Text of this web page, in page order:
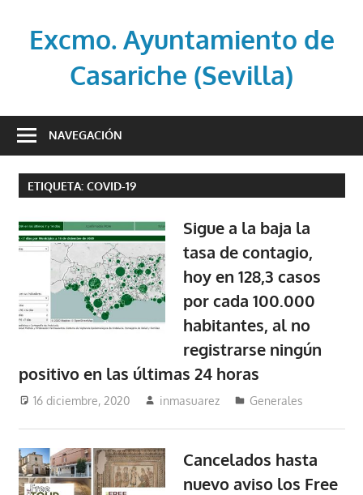
contenidoExcmo. Ayuntamiento de
Casariche (Sevilla)
oficial
Ayuntamiento
de
(Sevilla)
NAVEGACIÓN
ETIQUETA: COVID-19
Sigue a la baja la
tasa de contagio,
hoy en 128,3 casos
por cada 100.000
habitantes, al no
registrarse ningún
positivo en las últimas 24 horas
16 diciembre, 2020 inmasuarez Generales
Cancelados hasta
nuevo aviso los Free